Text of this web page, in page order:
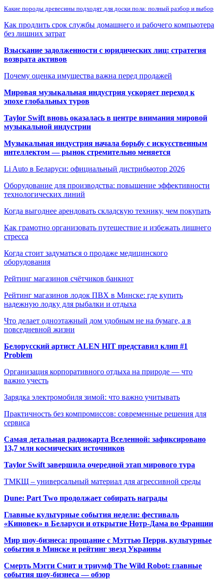
Какие породы древесины подходят для доски пола: полный разбор и выбор
Как продлить срок службы домашнего и рабочего компьютера
без лишних затрат
Взыскание задолженности с юридических лиц: стратегия
возврата активов
Почему оценка имущества важна перед продажей
Мировая музыкальная индустрия ускоряет переход к
эпохе глобальных туров
Taylor Swift вновь оказалась в центре внимания мировой
музыкальной индустрии
Музыкальная индустрия начала борьбу с искусственным
интеллектом — рынок стремительно меняется
Li Auto в Беларуси: официальный дистрибьютор 2026
Оборудование для производства: повышение эффективности
технологических линий
Когда выгоднее арендовать складскую технику, чем покупать
Как грамотно организовать путешествие и избежать лишнего
стресса
Когда стоит задуматься о продаже медицинского
оборудования
Рейтинг магазинов счётчиков банкнот
Рейтинг магазинов лодок ПВХ в Минске: где купить
надежную лодку для рыбалки и отдыха
Что делает одноэтажный дом удобным не на бумаге, а в
повседневной жизни
Белорусский артист ALEN HIT представил клип #1
Problem
Организация корпоративного отдыха на природе — что
важно учесть
Зарядка электромобиля зимой: что важно учитывать
Практичность без компромиссов: современные решения для
сервиса
Самая детальная радиокарта Вселенной: зафиксировано
13,7 млн космических источников
Taylor Swift завершила очередной этап мирового тура
ТМКЩ – универсальный материал для агрессивной среды
Dune: Part Two продолжает собирать награды
Главные культурные события недели: фестиваль
«Киновек» в Беларуси и открытие Нотр-Дама во Франции
Мир шоу-бизнеса: прощание с Мэттью Перри, культурные
события в Минске и рейтинг звезд Украины
Смерть Мэгги Смит и триумф The Wild Robot: главные
события шоу-бизнеса — обзор